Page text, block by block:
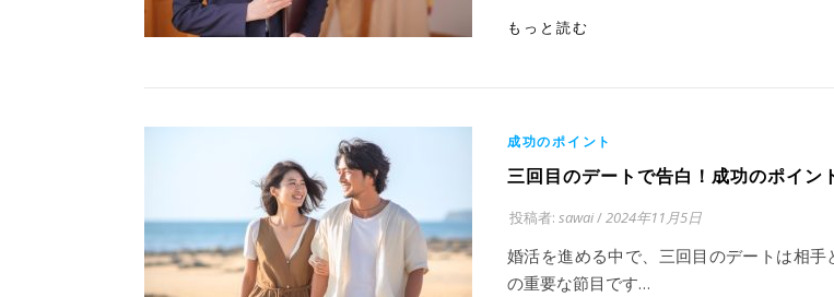
もっと読む
成功のポイント
三回目のデートで告白！成功のポイン
投稿者: sawai/2024年11月5日
婚活を進める中で、三回目のデートは相手
の重要な節目です…